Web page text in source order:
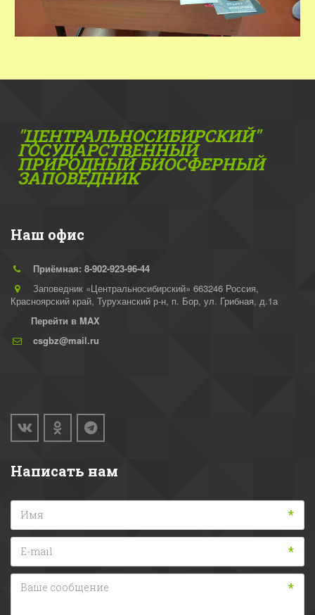
"ЦЕНТРАЛЬНОСИБИРСКИЙ"
ГОС­УДАРСТВЕННЫЙ
ПРИРОДНЫЙ БИОСФЕРНЫЙ
ЗАПОВЕДНИК
Наш офис
Приёмная: 8-902-923-96-44
Заповедник «Центральносибирский» 663246 Россия,
Красноярский край, Туруханский р-н, п. Бор, ул. Грибная, д.1а
Перейти в MAX
csgbz@mail.ru
Написать нам
*
*
*